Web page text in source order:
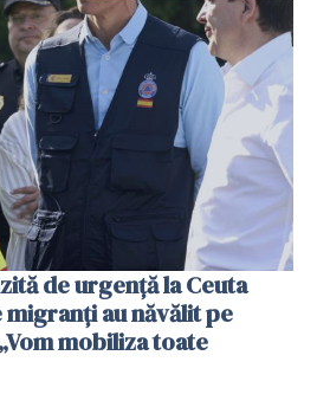
de urgență la Ceuta
migranți au năvălit pe
mobiliza toate